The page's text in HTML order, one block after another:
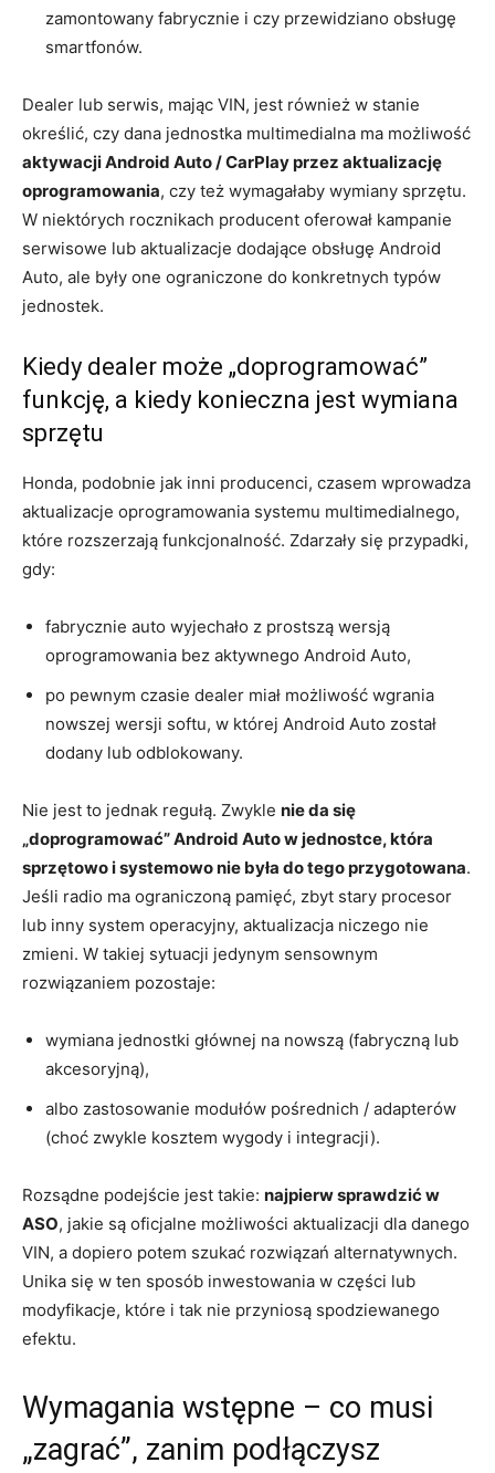
zamontowany fabrycznie i czy przewidziano obsługę
smartfonów.
Dealer lub serwis, mając VIN, jest również w stanie
określić, czy dana jednostka multimedialna ma możliwość
aktywacji Android Auto / CarPlay przez aktualizację
oprogramowania, czy też wymagałaby wymiany sprzętu.
W niektórych rocznikach producent oferował kampanie
serwisowe lub aktualizacje dodające obsługę Android
Auto, ale były one ograniczone do konkretnych typów
jednostek.
Kiedy dealer może „doprogramować”
funkcję, a kiedy konieczna jest wymiana
sprzętu
Honda, podobnie jak inni producenci, czasem wprowadza
aktualizacje oprogramowania systemu multimedialnego,
które rozszerzają funkcjonalność. Zdarzały się przypadki,
gdy:
fabrycznie auto wyjechało z prostszą wersją
oprogramowania bez aktywnego Android Auto,
po pewnym czasie dealer miał możliwość wgrania
nowszej wersji softu, w której Android Auto został
dodany lub odblokowany.
Nie jest to jednak regułą. Zwykle nie da się
„doprogramować” Android Auto w jednostce, która
sprzętowo i systemowo nie była do tego przygotowana.
Jeśli radio ma ograniczoną pamięć, zbyt stary procesor
lub inny system operacyjny, aktualizacja niczego nie
zmieni. W takiej sytuacji jedynym sensownym
rozwiązaniem pozostaje:
wymiana jednostki głównej na nowszą (fabryczną lub
akcesoryjną),
albo zastosowanie modułów pośrednich / adapterów
(choć zwykle kosztem wygody i integracji).
Rozsądne podejście jest takie: najpierw sprawdzić w
ASO, jakie są oficjalne możliwości aktualizacji dla danego
VIN, a dopiero potem szukać rozwiązań alternatywnych.
Unika się w ten sposób inwestowania w części lub
modyfikacje, które i tak nie przyniosą spodziewanego
efektu.
Wymagania wstępne – co musi
„zagrać”, zanim podłączysz